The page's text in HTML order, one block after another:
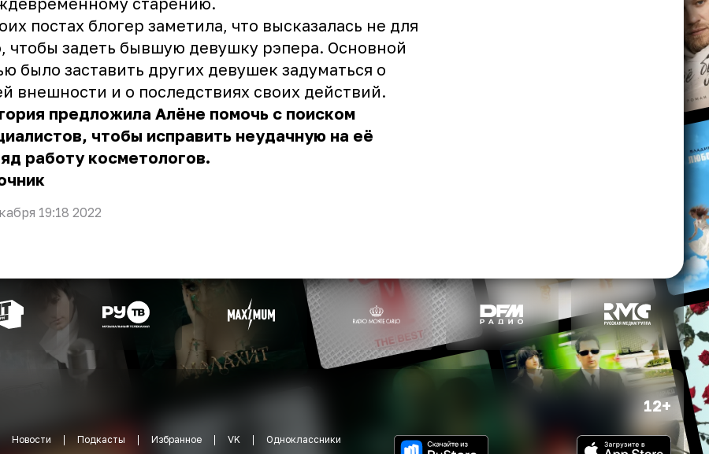
постах блогер заметила, что высказалась не для
чтобы задеть бывшую девушку рэпера. Основной
было заставить других девушек задуматься о
внешности и о последствиях своих действий.
предложила Алёне помочь с поиском
чтобы исправить неудачную на её
работу косметологов.
19:18 2022
12+
Новости Подкасты Избранное VK Одноклассники